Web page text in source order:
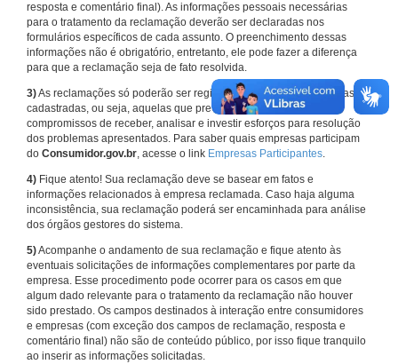
resposta e comentário final). As informações pessoais necessárias
para o tratamento da reclamação deverão ser declaradas nos
formulários específicos de cada assunto. O preenchimento dessas
informações não é obrigatório, entretanto, ele pode fazer a diferença
para que a reclamação seja de fato resolvida.
3)As reclamações só poderão ser registradas em face de empresas
cadastradas, ou seja, aquelas que previamente assumiram
compromissos de receber, analisar e investir esforços para resolução
dos problemas apresentados. Para saber quais empresas participam
do Consumidor.gov.br, acesse o link Empresas Participantes.
4) Fique atento! Sua reclamação deve se basear em fatos e
informações relacionados à empresa reclamada. Caso haja alguma
inconsistência, sua reclamação poderá ser encaminhada para análise
dos órgãos gestores do sistema.
5)Acompanhe o andamento de sua reclamação e fique atento às
eventuais solicitações de informações complementares por parte da
empresa. Esse procedimento pode ocorrer para os casos em que
algum dado relevante para o tratamento da reclamação não houver
sido prestado. Os campos destinados à interação entre consumidores
e empresas (com exceção dos campos de reclamação, resposta e
comentário final) não são de conteúdo público, por isso fique tranquilo
ao inserir as informações solicitadas.